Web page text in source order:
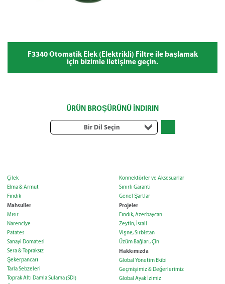
F3340 Otomatik Elek (Elektrikli) Filtre ile başlamak
için bizimle iletişime geçin.
ÜRÜN BROŞÜRÜNÜ İNDIRIN
Bir Dil Seçin
Çilek
Elma & Armut
Fındık
Mahsuller
Mısır
Narenciye
Patates
Sanayi Domatesi
Sera & Topraksız
Şekerpancarı
Tarla Sebzeleri
Toprak Altı Damla Sulama (SDI)
Konnektörler ve Aksesuarlar
Sınırlı Garanti
Genel Şartlar
Projeler
Fındık, Azerbaycan
Zeytin, İsrail
Vişne, Sırbistan
Üzüm Bağları, Çin
Hakkımızda
Global Yönetim Ekibi
Geçmişimiz & Değerlerimiz
Global Ayak İzimiz